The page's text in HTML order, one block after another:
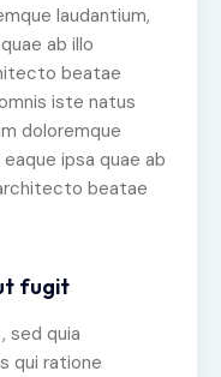
laudantium,
ab illo
beatae
iste natus
doloremque
ipsa quae ab
beatae
fugit
sed quia
qui ratione